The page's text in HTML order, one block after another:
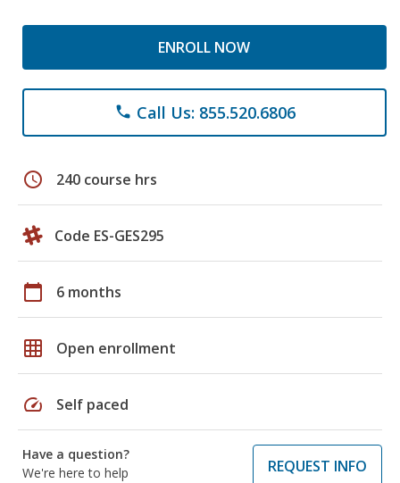
ENROLL NOW
phone Call Us: 855.520.6806
schedule 240 course hrs
Code ES-GES295
calendar_today 6 months
grid_on Open enrollment
speed Self paced
Have a question?
We're here to help
REQUEST INFO